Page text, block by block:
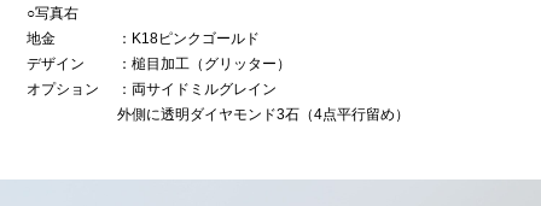
○写真右
地金
：K18ピンクゴールド
デザイン
：槌目加工（グリッター）
オプション
：両サイドミルグレイン
外側に透明ダイヤモンド3石（4点平行留め）